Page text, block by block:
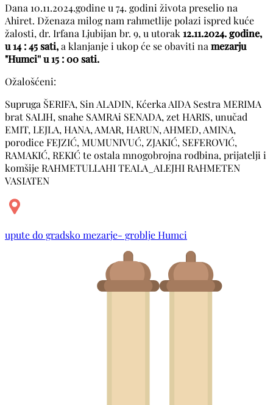
Dana 10.11.2024.godine u 74. godini života preselio na
Ahiret. Dženaza milog nam rahmetlije polazi ispred kuće
žalosti, dr. Irfana Ljubijan br. 9, u utorak 12.11.2024. godine,
u 14 : 45 sati,a klanjanje i ukop će se obaviti na mezarju
"Humci'' u 15 : 00 sati.
Ožalošćeni:
Supruga ŠERIFA, Sin ALADIN, Kćerka AIDA Sestra MERIMA
brat SALIH, snahe SAMRAi SENADA, zet HARIS, unučad
EMIT, LEJLA, HANA, AMAR, HARUN, AHMED, AMINA,
porodice FEJZIĆ, MUMUNIVUĆ, ZJAKIĆ, SEFEROVIĆ,
RAMAKIĆ, REKIĆ te ostala mnogobrojna rodbina, prijatelji i
komšije RAHMETULLAHI TEALA_ALEJHI RAHMETEN
VASIATEN
upute do gradsko mezarje- groblje Humci